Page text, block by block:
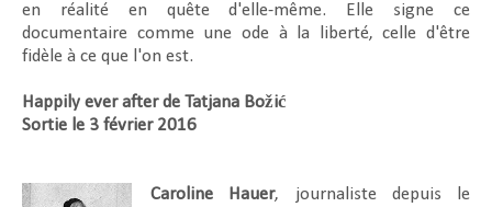
en réalité en quête d'elle-même. Elle signe ce
documentaire comme une ode à la liberté, celle d'être
fidèle à ce que l'on est.
Happily ever after de Tatjana Božić
Sortie le 3 février 2016
Caroline Hauer, journaliste depuis le